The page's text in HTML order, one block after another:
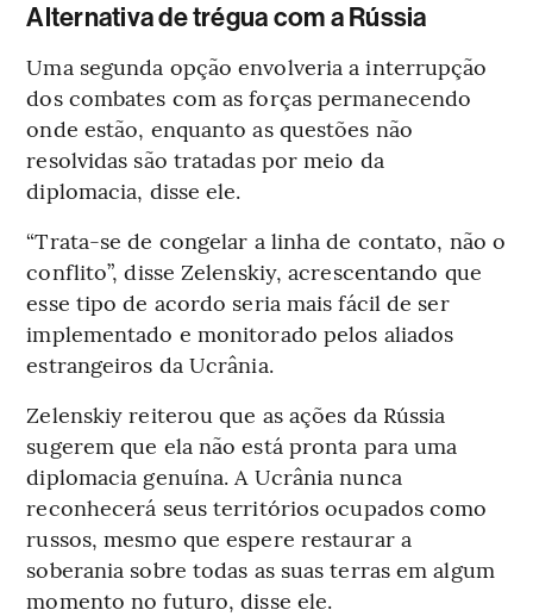
Alternativa de trégua com a Rússia
Uma segunda opção envolveria a interrupção
dos combates com as forças permanecendo
onde estão, enquanto as questões não
resolvidas são tratadas por meio da
diplomacia, disse ele.
“Trata-se de congelar a linha de contato, não o
conflito”, disse Zelenskiy, acrescentando que
esse tipo de acordo seria mais fácil de ser
implementado e monitorado pelos aliados
estrangeiros da Ucrânia.
Zelenskiy reiterou que as ações da Rússia
sugerem que ela não está pronta para uma
diplomacia genuína. A Ucrânia nunca
reconhecerá seus territórios ocupados como
russos, mesmo que espere restaurar a
soberania sobre todas as suas terras em algum
momento no futuro, disse ele.